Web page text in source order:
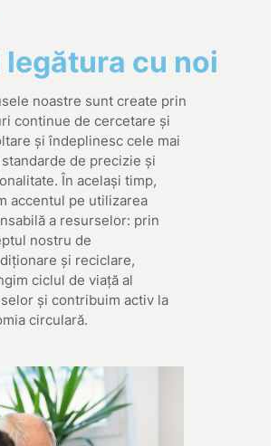
legătura cu noi
noastre sunt create prin
continue de cercetare și
și îndeplinesc cele mai
de precizie și
În același timp,
accentul pe utilizarea
a resurselor: prin
nostru de
și reciclare,
ciclul de viață al
și contribuim activ la
circulară.